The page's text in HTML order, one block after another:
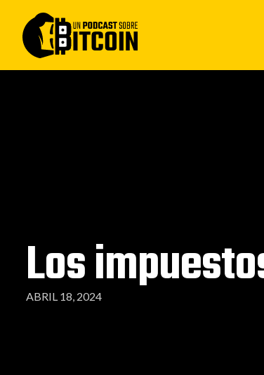
Los
ABRIL 18, 2024